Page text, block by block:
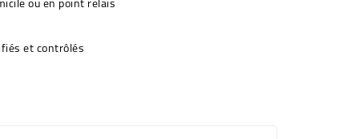
et contrôlés